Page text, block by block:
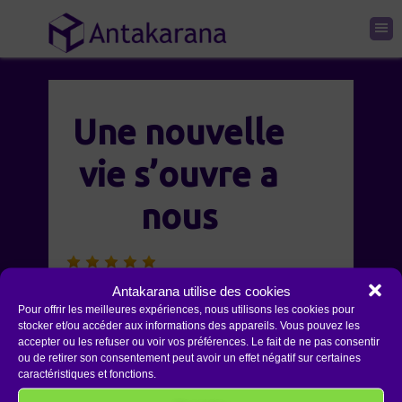
Antakarana utilise des cookies
Pour offrir les meilleures expériences, nous utilisons les cookies pour
stocker et/ou accéder aux informations des appareils. Vous pouvez les
accepter ou les refuser ou voir vos préférences. Le fait de ne pas consentir
ou de retirer son consentement peut avoir un effet négatif sur certaines
caractéristiques et fonctions.
Une nouvelle
vie s’ouvre a
nous
Génial ! Une nouvelle vie s’ouvre
a nous. Les anciens schémas
tombent et on peut commencer
à vivre librement, dans l’AMOUR,
la lumière et le lâcher prise.